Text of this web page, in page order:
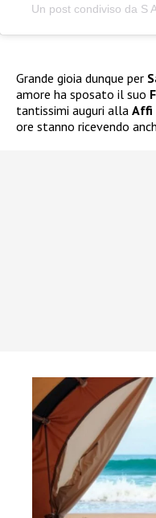
Un post condiviso da S
Grande gioia dunque per
amore ha sposato il suo
tantissimi auguri alla Affi
ore stanno ricevendo